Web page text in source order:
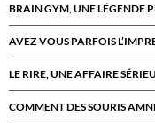
BRAIN GYM, UNE LÉGENDE
AVEZ-VOUS PARFOIS
LE RIRE, UNE AFFAIRE
COMMENT DES SOURIS